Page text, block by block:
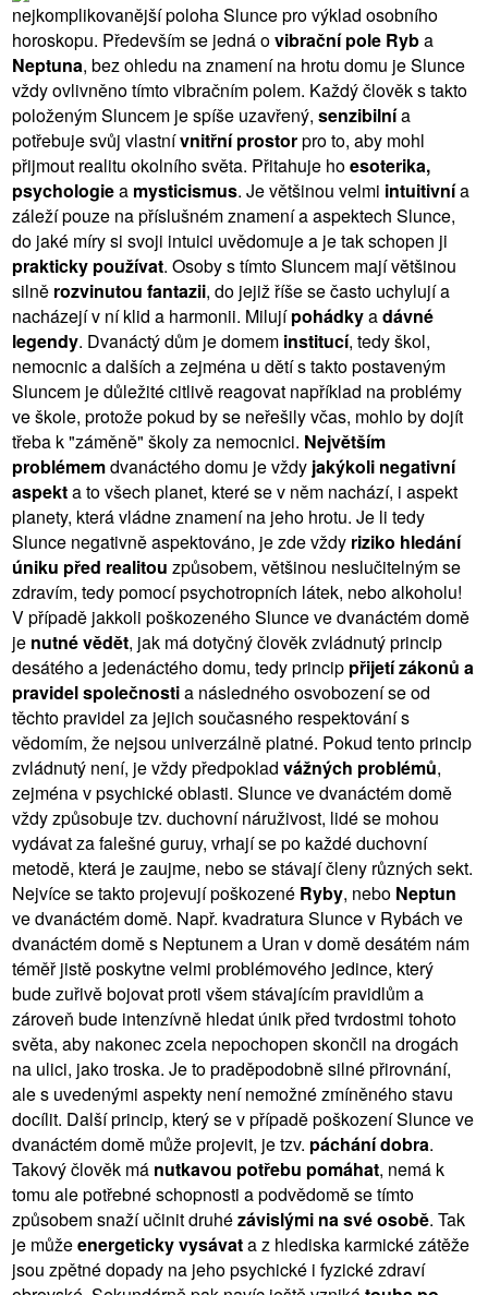
nejkomplikovanější poloha Slunce pro výklad osobního
horoskopu. Především se jedná ovibrační pole Ryba
Neptuna, bez ohledu na znamení na hrotu domu je Slunce
vždy ovlivněno tímto vibračním polem. Každý člověk s takto
položeným Sluncem je spíše uzavřený, senzibilnía
potřebuje svůj vlastnívnitřní prostorpro to, aby mohl
přijmout realitu okolního světa. Přitahuje hoesoterika,
psychologiea mysticismus. Je většinou velmi intuitivnía
záleží pouze na příslušném znamení a aspektech Slunce,
do jaké míry si svoji intuici uvědomuje a je tak schopen ji
prakticky používat. Osoby s tímto Sluncem mají většinou
silně rozvinutou fantazii, do jejiž říše se často uchylují a
nacházejí v ní klid a harmonii. Milujípohádkyadávné
legendy. Dvanáctý dům je domem institucí, tedy škol,
nemocnic a dalších a zejména u dětí s takto postaveným
Sluncem je důležité citlivě reagovat například na problémy
ve škole, protože pokud by se neřešily včas, mohlo by dojít
třeba k "záměně" školy za nemocnici. Největším
problémemdvanáctého domu je vždy jakýkoli negativní
aspekta to všech planet, které se v něm nachází, i aspekt
planety, která vládne znamení na jeho hrotu. Je li tedy
Slunce negativně aspektováno, je zde vždy riziko hledání
úniku před realitou způsobem, většinou neslučitelným se
zdravím, tedy pomocí psychotropních látek, nebo alkoholu!
V případě jakkoli poškozeného Slunce ve dvanáctém domě
je nutné vědět, jak má dotyčný člověk zvládnutý princip
desátého a jedenáctého domu, tedy princip přijetí zákonů a
pravidel společnostia následného osvobození se od
těchto pravidel za jejich současného respektování s
vědomím, že nejsou univerzálně platné. Pokud tento princip
zvládnutý není, je vždy předpoklad vážných problémů,
zejména v psychické oblasti. Slunce ve dvanáctém domě
vždy způsobuje tzv. duchovní náruživost, lidé se mohou
vydávat za falešné guruy, vrhají se po každé duchovní
metodě, která je zaujme, nebo se stávají členy různých sekt.
Nejvíce se takto projevují poškozené Ryby, nebo Neptun
ve dvanáctém domě. Např. kvadratura Slunce v Rybách ve
dvanáctém domě s Neptunem a Uran v domě desátém nám
téměř jistě poskytne velmi problémového jedince, který
bude zuřivě bojovat proti všem stávajícím pravidlům a
zároveň bude intenzívně hledat únik před tvrdostmi tohoto
světa, aby nakonec zcela nepochopen skončil na drogách
na ulici, jako troska. Je to praděpodobně silné přirovnání,
ale s uvedenými aspekty není nemožné zmíněného stavu
docílit. Další princip, který se v případě poškození Slunce ve
dvanáctém domě může projevit, je tzv. páchání dobra.
Takový člověk má nutkavou potřebu pomáhat, nemá k
tomu ale potřebné schopnosti a podvědomě se tímto
způsobem snaží učinit druhézávislými na své osobě. Tak
je můžeenergeticky vysávata z hlediska karmické zátěže
jsou zpětné dopady na jeho psychické i fyzické zdraví